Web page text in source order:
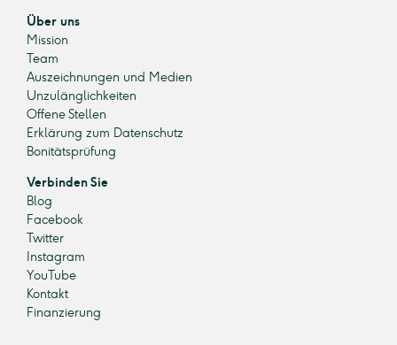
Über uns
Mission
Team
Auszeichnungen und Medien
Unzulänglichkeiten
Offene Stellen
Erklärung zum Datenschutz
Bonitätsprüfung
Verbinden Sie
Blog
Facebook
Twitter
Instagram
YouTube
Kontakt
Finanzierung